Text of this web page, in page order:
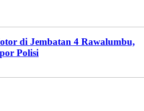
di Jembatan 4 Rawalumbu,
Polisi